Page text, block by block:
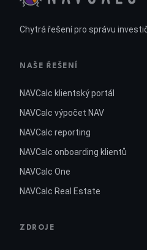
Chytrá řešení pro správu
NAŠE ŘEŠENÍ
NAVCalc klientský portál
NAVCalc výpočet NAV
NAVCalc reporting
NAVCalc onboarding klientů
NAVCalc One
NAVCalc Real Estate
ZDROJE